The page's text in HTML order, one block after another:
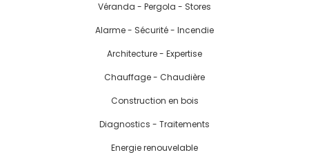
Véranda - Pergola - Stores
Alarme - Sécurité - Incendie
Architecture - Expertise
Chauffage - Chaudière
Construction en bois
Diagnostics - Traitements
Energie renouvelable